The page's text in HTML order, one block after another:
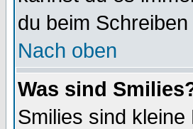
du beim
Nach oben
Was sind
Smilies sind